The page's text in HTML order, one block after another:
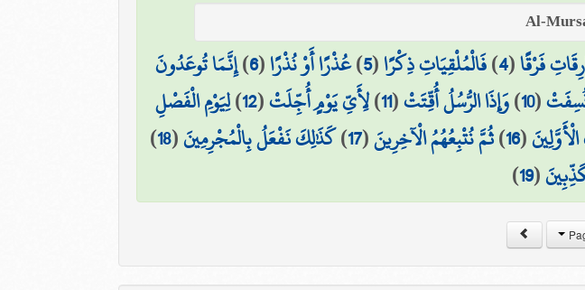
فَرْقًا(
4
)فَالْمُلْقِيَاتِ ذِكْرًا(
5
)عُذْرًا أَوْ نُذْرًا(
6
)إِنَّمَا تُوعَدُونَ
(
10
)وَإِذَا الرُّسُلُ أُقِّتَتْ(
11
)لِأَيِّ يَوْمٍ أُجِّلَتْ(
12
)لِيَوْمِ الْفَصْلِ
(
16
)ثُمَّ نُتْبِعُهُمُ الْآخِرِينَ(
17
)كَذَٰلِكَ نَفْعَلُ بِالْمُجْرِمِينَ(
18
)
(
19
)